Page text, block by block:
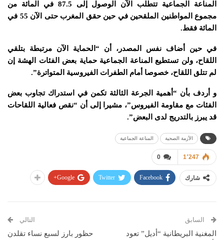
المناعة الجماعية تتطلب الآن الوصول إلى 87.5 في المائة من
مجموع المواطنين الملقحين في حين حقق المغرب حتى الآن 55 في
المائة فقط.
في حين أضاف نفس المصدر، أن “الحماية الآن مرتبطة بتلقي
اللقاح، ولن تستطيع المناعة الجماعية حماية بعض الفئات الهشة إن
لم تتلق اللقاح، خصوصا أمام الطفرات الفيروسية المتواترة”.
و أردف بأن “أهمية الجرعة الثالثة تكمن في استدراك تجاوب بعض
الفئات مع مقاومة الفيروس”، مشيرا إلى أن “نقص فعالية اللقاحات
قد يبرز بالتدريج لدى البعض”.
الأزمة الصحية المناعة الجماعية
0 1٬247
شارك Facebook
Twitter
Google+
السابق
المغنية البريطانية “أديل” تعود
التالي
حظور بارز لسبع نساء تقلدن